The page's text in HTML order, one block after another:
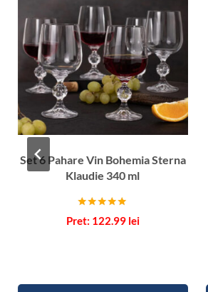
Set 6 Pahare Vin Bohemia Sterna
Klaudie 340 ml
Evaluat la
5.00
122.99 lei